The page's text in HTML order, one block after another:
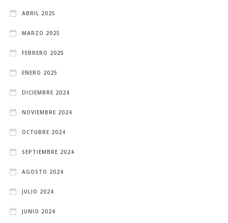
ABRIL 2025
MARZO 2025
FEBRERO 2025
ENERO 2025
DICIEMBRE 2024
NOVIEMBRE 2024
OCTUBRE 2024
SEPTIEMBRE 2024
AGOSTO 2024
JULIO 2024
JUNIO 2024